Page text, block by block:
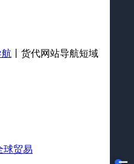
丨货代网站导航短域
球贸易